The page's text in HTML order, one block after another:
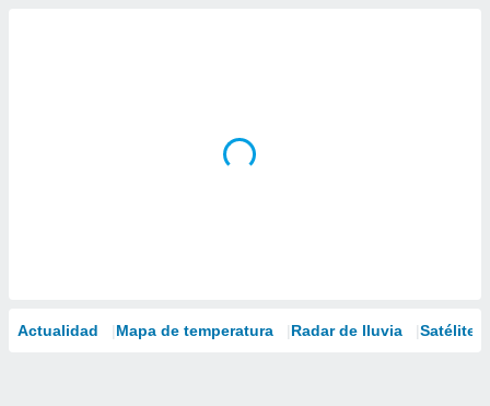
Actualidad Mapa de temperatura Radar de lluvia Satélites